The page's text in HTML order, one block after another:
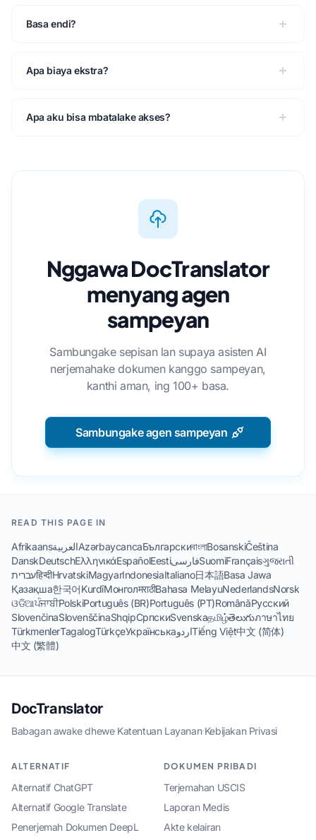
Basa endi?
Apa biaya ekstra?
Apa aku bisa mbatalake akses?
Nggawa DocTranslator
menyang agen
sampeyan
Sambungake sepisan lan supaya asisten AI
nerjemahake dokumen kanggo sampeyan,
kanthi aman, ing 100+ basa.
Sambungake agen sampeyan
READ THIS PAGE IN
AfrikaansالعربيةAzərbaycancaБългарскиবাংলাBosanskiČeština
DanskDeutschΕλληνικάEspañolEestiفارسیSuomiFrançaisગુજરાતી
עבריתहिन्दीHrvatskiMagyarIndonesiaItaliano日本語Basa Jawa
Қазақша한국어KurdîМонголमराठीBahasa MelayuNederlandsNorsk
ଓଡିଆਪੰਜਾਬੀPolskiPortuguês (BR)Português (PT)RomânăРусский
SlovenčinaSlovenščinaShqipСрпскиSvenskaதமிழ்తెలుగుภาษาไทย
TürkmenlerTagalogTürkçeУкраїнськаاردوTiếng Việt中文 (简体)
中文 (繁體)
DocTranslator
Babagan awake dhewe·Katentuan Layanan·Kebijakan Privasi
ALTERNATIF
Alternatif ChatGPT
Alternatif Google Translate
Penerjemah Dokumen DeepL
DOKUMEN PRIBADI
Terjemahan USCIS
Laporan Medis
Akte kelairan